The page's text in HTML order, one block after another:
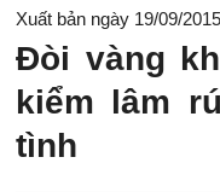
Xuất bản ngày 19/09/
Đòi vàng
kiểm lâm
tình